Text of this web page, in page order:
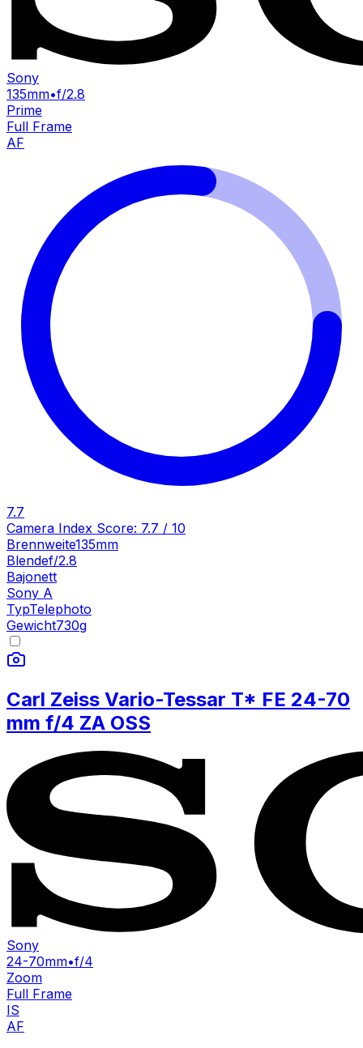
Sony
135mm•f/2.8
Prime
Full Frame
AF
7.7
Camera Index Score: 7.7 / 10
Brennweite135mm
Blendef/2.8
Bajonett
Sony A
TypTelephoto
Gewicht730g
Carl Zeiss Vario-Tessar T* FE 24-70
mm f/4 ZA OSS
Sony
24-70mm•f/4
Zoom
Full Frame
IS
AF